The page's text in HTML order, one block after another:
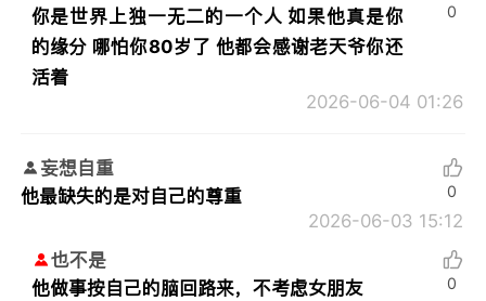
你是世界上独一无二的一个人 如果他真是你
的缘分 哪怕你80岁了 他都会感谢老天爷你还
活着
2026-06-04 01:26
0
妄想自重
他最缺失的是对自己的尊重
2026-06-03 15:12
0
也不是
他做事按自己的脑回路来，不考虑女朋友
0